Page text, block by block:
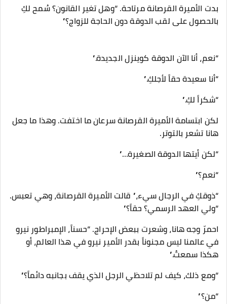
بدت الأميرة القرصانة مرتاحة. “وهل تغير القانون؟ سُمح لكِ
بالحصول على لقب الدوقة دون الحاجة للزواج؟”
“نعم، أنا الآن الدوقة كوينزل الجديدة.”
“أنا سعيدة حقاً لأجلكِ.”
“شكراً لكِ.”
لكن ابتسامة الأميرة القرصانة سرعان ما اختفت. وهذا ما جعل
هانا تشعر بالتوتر.
“لكن أيتها الدوقة الصغيرة…”
“نعم؟”
“ذوقكِ في الرجال سيء،” قالت الأميرة القرصانة، وهي تعبس.
“ولي العهد الرسمي؟ حقاً؟”
احمرّ وجه هانا، وشعرت ببعض الإحراج. “حسناً، الإمبراطور نيرو
في عالمنا ليس مجنوناً بقدر الأمير نيرو في هذا العالم، أو
هكذا سمعتُ.”
“ومع ذلك، كيف لم تلاحظي الرجل الذي يقف بجانبه دائماً؟”
“من؟”